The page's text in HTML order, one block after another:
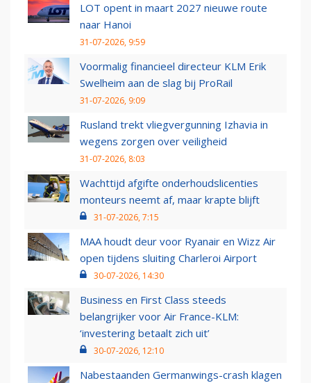
LOT opent in maart 2027 nieuwe route
naar Hanoi
31-07-2026, 9:59
Voormalig financieel directeur KLM Erik
Swelheim aan de slag bij ProRail
31-07-2026, 9:09
Rusland trekt vliegvergunning Izhavia in
wegens zorgen over veiligheid
31-07-2026, 8:03
Wachttijd afgifte onderhoudslicenties
monteurs neemt af, maar krapte blijft
31-07-2026, 7:15
MAA houdt deur voor Ryanair en Wizz Air
open tijdens sluiting Charleroi Airport
30-07-2026, 14:30
Business en First Class steeds
belangrijker voor Air France-KLM:
‘investering betaalt zich uit’
30-07-2026, 12:10
Nabestaanden Germanwings-crash klagen